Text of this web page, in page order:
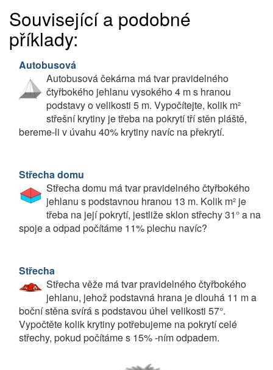
Související a podobné
příklady:
Autobusová
Autobusová čekárna má tvar pravidelného
čtyřbokého jehlanu vysokého 4 m s hranou
podstavy o velikosti 5 m. Vypočítejte, kolik m²
střešní krytiny je třeba na pokrytí tří stěn pláště,
bereme-li v úvahu 40% krytiny navíc na překrytí.
Střecha domu
Střecha domu má tvar pravidelného čtyřbokého
jehlanu s podstavnou hranou 13 m. Kolik m² je
třeba na její pokrytí, jestliže sklon střechy 31° a na
spoje a odpad počítáme 11% plechu navíc?
Střecha
Střecha věže má tvar pravidelného čtyřbokého
jehlanu, jehož podstavná hrana je dlouhá 11 m a
boční stěna svírá s podstavou úhel velikosti 57°.
Vypočtěte kolik krytiny potřebujeme na pokrytí celé
střechy, pokud počítáme s 15% -ním odpadem.